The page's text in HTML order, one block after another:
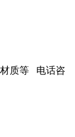
材质等 电话咨